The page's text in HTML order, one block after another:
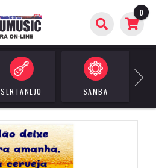
0
SERTANEJO SAMBA
Next
BUSCAR